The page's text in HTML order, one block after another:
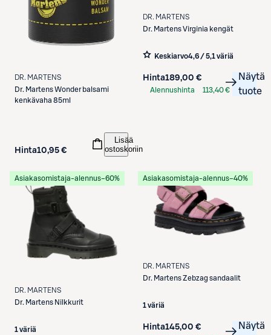
DR. MARTENS
Dr. MartensWonder balsami
kenkävaha 85ml
Hinta10,95 €
Lisää
ostoskoriin
DR. MARTENS
Dr. MartensVirginia kengät
Keskiarvo4,6 / 5,1 väriä
Hinta189,00 €
Alennushinta
113,40 €
Näytä
tuote
Asiakasomistaja-alennus−60%
DR. MARTENS
Dr. Martens Nilkkurit
1 väriä
Asiakasomistaja-alennus−40%
DR. MARTENS
Dr. Martens Zebzag sandaalit
1 väriä
Hinta145,00 €
Näytä